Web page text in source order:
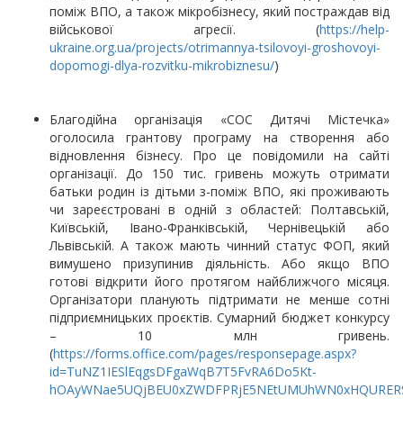
поміж ВПО, а також мікробізнесу, який постраждав від
військової агресії. (https://help-
ukraine.org.ua/projects/otrimannya-tsilovoyi-groshovoyi-
dopomogi-dlya-rozvitku-mikrobiznesu/)
Благодійна організація «СОС Дитячі Містечка»
оголосила грантову програму на створення або
відновлення бізнесу. Про це повідомили на сайті
організації. До 150 тис. гривень можуть отримати
батьки родин із дітьми з-поміж ВПО, які проживають
чи зареєстровані в одній з областей: Полтавській,
Київській, Івано-Франківській, Чернівецькій або
Львівській. А також мають чинний статус ФОП, який
вимушено призупинив діяльність. Або якщо ВПО
готові відкрити його протягом найближчого місяця.
Організатори планують підтримати не менше сотні
підприємницьких проєктів. Сумарний бюджет конкурсу
– 10 млн гривень.
(https://forms.office.com/pages/responsepage.aspx?
id=TuNZ1IESlEqgsDFgaWqB7T5FvRA6Do5Kt-